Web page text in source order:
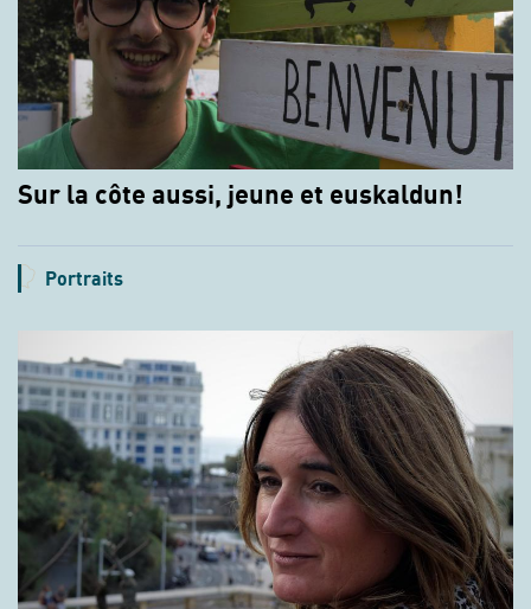
Sur la côte aussi, jeune et euskaldun!
Portraits